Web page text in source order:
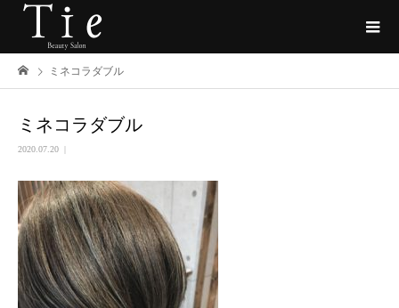
ミネコラダブル
ミネコラダブル
2020.07.20